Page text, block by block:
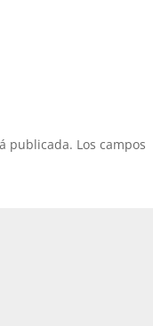
publicada. Los campos